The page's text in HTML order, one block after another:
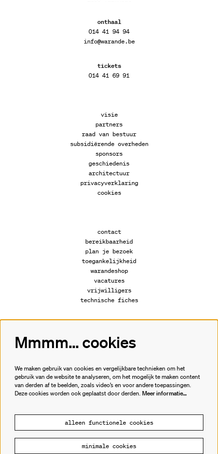
onthaal
014 41 94 94
info@warande.be
tickets
014 41 69 91
visie
partners
raad van bestuur
subsidiërende overheden
sponsors
geschiedenis
architectuur
privacyverklaring
cookies
contact
bereikbaarheid
plan je bezoek
toegankelijkheid
warandeshop
vacatures
vrijwilligers
technische fiches
Volg ons
Meld je aan voor de nieuwsbrief.
Mmmm... cookies
We maken gebruik van cookies en vergelijkbare technieken om het
gebruik van de website te analyseren, om het mogelijk te maken content
van derden af te beelden, zoals video’s en voor andere toepassingen.
Deze cookies worden ook geplaatst door derden. Meer informatie…
alleen functionele cookies
minimale cookies